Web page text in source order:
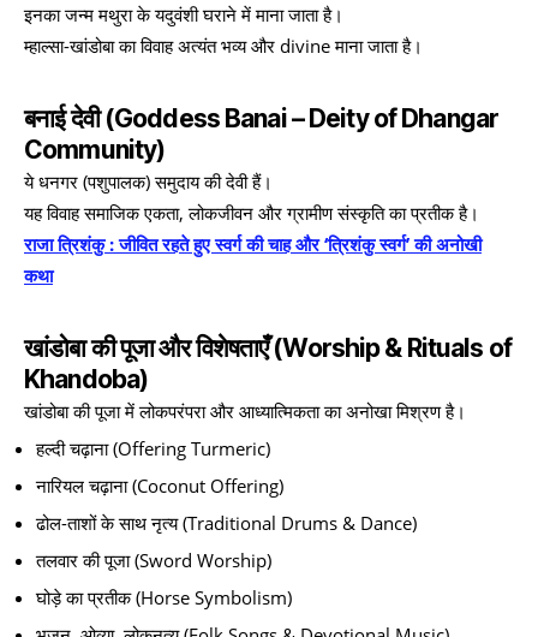
इनका जन्म मथुरा के यदुवंशी घराने में माना जाता है।
म्हाल्सा-खांडोबा का विवाह अत्यंत भव्य और divine माना जाता है।
बनाई देवी (Goddess Banai – Deity of Dhangar
Community)
ये धनगर (पशुपालक) समुदाय की देवी हैं।
यह विवाह समाजिक एकता, लोकजीवन और ग्रामीण संस्कृति का प्रतीक है।
राजा त्रिशंकु : जीवित रहते हुए स्वर्ग की चाह और ‘त्रिशंकु स्वर्ग’ की अनोखी
कथा
खांडोबा की पूजा और विशेषताएँ (Worship & Rituals of
Khandoba)
खांडोबा की पूजा में लोकपरंपरा और आध्यात्मिकता का अनोखा मिश्रण है।
हल्दी चढ़ाना (Offering Turmeric)
नारियल चढ़ाना (Coconut Offering)
ढोल-ताशों के साथ नृत्य (Traditional Drums & Dance)
तलवार की पूजा (Sword Worship)
घोड़े का प्रतीक (Horse Symbolism)